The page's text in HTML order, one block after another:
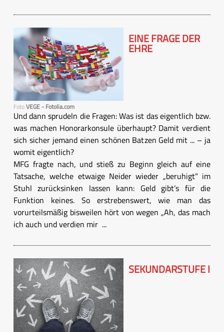
FotoVEGE - Fotolia.com
EINE FRAGE DER
EHRE
Und dann sprudeln die Fragen: Was ist das eigentlich bzw.
was machen Honorarkonsule überhaupt? Damit verdient
sich sicher jemand einen schönen Batzen Geld mit ... – ja
womit eigentlich?
MFG fragte nach, und stieß zu Beginn gleich auf eine
Tatsache, welche etwaige Neider wieder „beruhigt“ im
Stuhl zurücksinken lassen kann: Geld gibt’s für die
Funktion keines. So erstrebenswert, wie man das
vorurteilsmäßig bisweilen hört von wegen „Ah, das mach
ich auch und verdien mir ...
SEKUNDARSTUFE I